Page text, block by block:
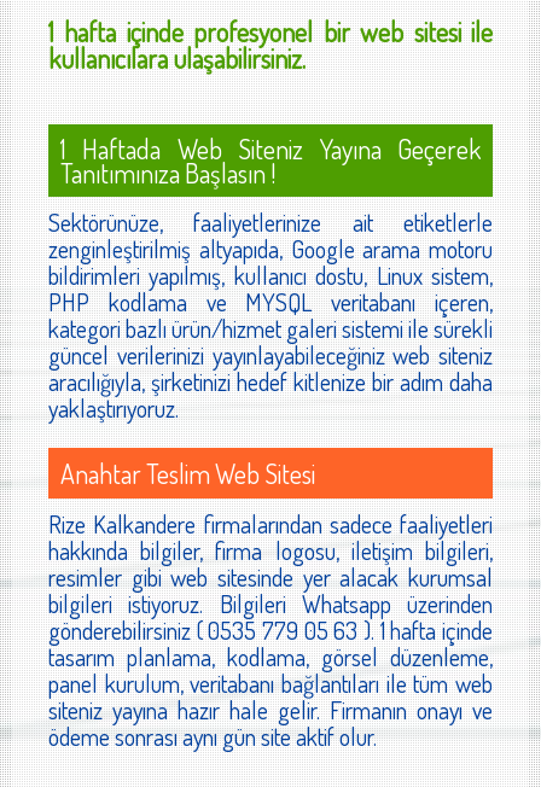
1 hafta içinde profesyonel bir web sitesi ile
kullanıcılara ulaşabilirsiniz.
1 Haftada Web Siteniz Yayına Geçerek
Tanıtımınıza Başlasın !
Sektörünüze, faaliyetlerinize ait etiketlerle
zenginleştirilmiş altyapıda, Google arama motoru
bildirimleri yapılmış, kullanıcı dostu, Linux sistem,
PHP kodlama ve MYSQL veritabanı içeren,
kategori bazlı ürün/hizmet galeri sistemi ile sürekli
güncel verilerinizi yayınlayabileceğiniz web siteniz
aracılığıyla, şirketinizi hedef kitlenize bir adım daha
yaklaştırıyoruz.
Anahtar Teslim Web Sitesi
Rize Kalkandere firmalarından sadece faaliyetleri
hakkında bilgiler, firma logosu, iletişim bilgileri,
resimler gibi web sitesinde yer alacak kurumsal
bilgileri istiyoruz. Bilgileri Whatsapp üzerinden
gönderebilirsiniz ( 0535 779 05 63 ). 1 hafta içinde
tasarım planlama, kodlama, görsel düzenleme,
panel kurulum, veritabanı bağlantıları ile tüm web
siteniz yayına hazır hale gelir. Firmanın onayı ve
ödeme sonrası aynı gün site aktif olur.